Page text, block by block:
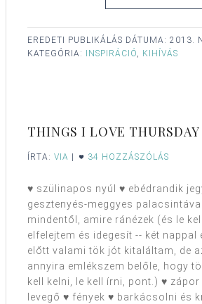
EREDETI PUBLIKÁLÁS DÁTUMA: 2013.
KATEGÓRIA: INSPIRÁCIÓ, KIHÍVÁS
THINGS I LOVE
ÍRTA: VIA 34 HOZZÁSZÓLÁS
♥ szülinapos nyúl ♥ ebédrandik
gesztenyés-meggyes
mindentől, amire ránézek (és le
elfelejtem és idegesít -- két nappal
előtt valami tök jót kitaláltam, de
annyira emlékszem belőle, hogy
kell kelni, le kell írni, pont.) ♥
levegő ♥ fények ♥ barkácsolni és